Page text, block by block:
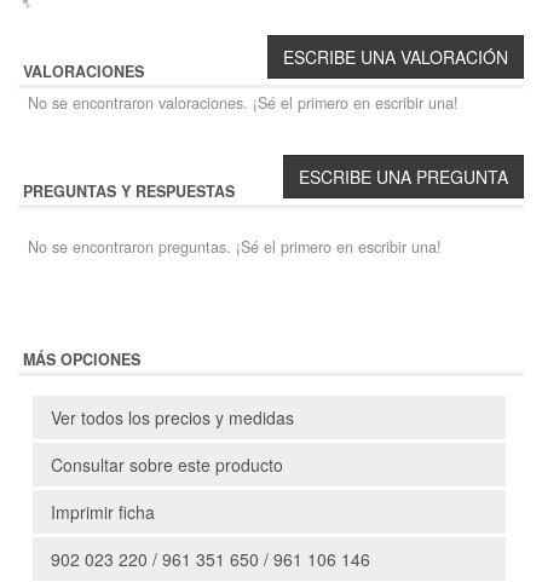
VALORACIONES
No se encontraron valoraciones. ¡Sé el primero en escribir una!
PREGUNTAS Y RESPUESTAS
No se encontraron preguntas. ¡Sé el primero en escribir una!
MÁS OPCIONES
Ver todos los precios y medidas
Consultar sobre este producto
Imprimir ficha
902 023 220 / 961 351 650 / 961 106 146